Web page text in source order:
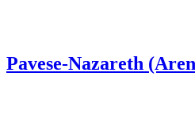
Pavese-Nazareth